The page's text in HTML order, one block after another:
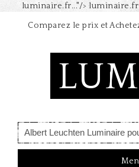
luminaire.fr..."/> luminaire.fr
Comparez le prix et
T